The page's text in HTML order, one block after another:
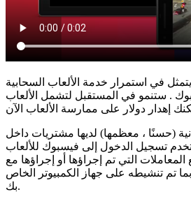
في استمرار خدمة الألعاب السحابية
. ستنمو في المستقبل لتشمل الألعاب
(حسنًا ، معظمها) لديها مشتريات داخل
تسجيل الدخول إلى فيسبوك للألعاب
التي تم إجراؤها أو إجراؤها مع
تم تنشيطه على جهاز الكمبيوتر الخاص
بك.